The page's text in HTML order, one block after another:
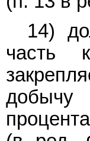
14)
часть
добычу